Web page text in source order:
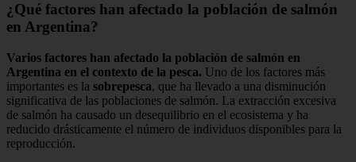
¿Qué factores han afectado la población de salmón
en Argentina?
Varios factores han afectado la población de salmón en
Argentina en el contexto de la pesca. Uno de los factores más
importantes es la sobrepesca, que ha llevado a una disminución
significativa de las poblaciones de salmón. La extracción excesiva
de salmón ha causado un desequilibrio en el ecosistema y ha
reducido drásticamente el número de individuos disponibles para la
reproducción.